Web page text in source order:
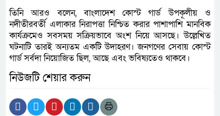
তিনি আরও বলেন, বাংলাদেশ কোস্ট গার্ড উপকূলীয় ও
নদীতীরবর্তী এলাকার নিরাপত্তা নিশ্চিত করার পাশাপাশি মানবিক
কার্যক্রমেও সবসময় সক্রিয়ভাবে অংশ নিয়ে আসছে। উল্লেখিত
ঘটনাটি তারই অন্যতম একটি উদাহরণ। জনগণের সেবায় কোস্ট
গার্ড সর্বদা নিয়োজিত ছিল, আছে এবং ভবিষ্যতেও থাকবে।
নিউজটি শেয়ার করুন